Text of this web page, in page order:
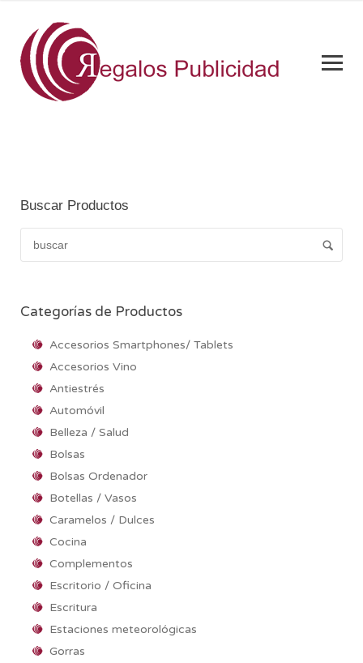
Buscar Productos
Categorías de Productos
Accesorios Smartphones/ Tablets
Accesorios Vino
Antiestrés
Automóvil
Belleza / Salud
Bolsas
Bolsas Ordenador
Botellas / Vasos
Caramelos / Dulces
Cocina
Complementos
Escritorio / Oficina
Escritura
Estaciones meteorológicas
Gorras